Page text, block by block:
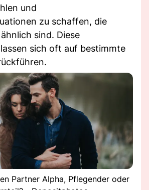
und
zu schaffen, die
sind. Diese
sich oft auf bestimmte
Partner Alpha, Pflegender oder